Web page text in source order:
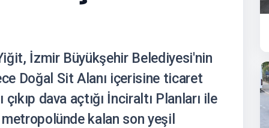
İzmir Büyükşehir Belediyesi'nin
Doğal Sit Alanı içerisine ticaret
dava açtığı İnciraltı Planları ile
kalan son yeşil